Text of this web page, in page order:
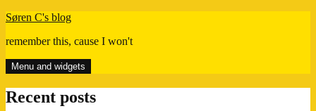
Skip
content
Søren C's blog
remember this, cause I won't
Menu and widgets
Recent posts